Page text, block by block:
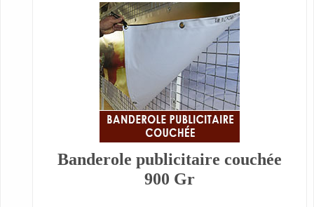
Banderole publicitaire couchée
900 Gr